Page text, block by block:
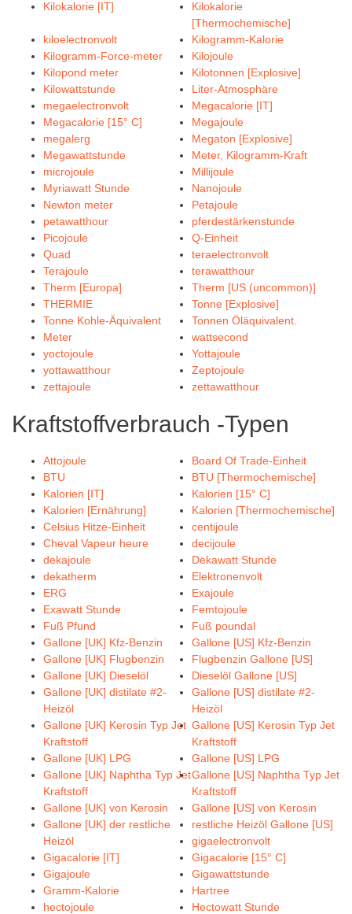
Kilokalorie [IT]
Kilokalorie
[Thermochemische]
kiloelectronvolt
Kilogramm-Kalorie
Kilogramm-Force-meter
Kilojoule
Kilopond meter
Kilotonnen [Explosive]
Kilowattstunde
Liter-Atmosphäre
megaelectronvolt
Megacalorie [IT]
Megacalorie [15° C]
Megajoule
megalerg
Megaton [Explosive]
Megawattstunde
Meter, Kilogramm-Kraft
microjoule
Millijoule
Myriawatt Stunde
Nanojoule
Newton meter
Petajoule
petawatthour
pferdestärkenstunde
Picojoule
Q-Einheit
Quad
teraelectronvolt
Terajoule
terawatthour
Therm [Europa]
Therm [US (uncommon)]
THERMIE
Tonne [Explosive]
Tonne Kohle-Äquivalent
Tonnen Öläquivalent.
Meter
wattsecond
yoctojoule
Yottajoule
yottawatthour
Zeptojoule
zettajoule
zettawatthour
Kraftstoffverbrauch -Typen
Attojoule
Board Of Trade-Einheit
BTU
BTU [Thermochemische]
Kalorien [IT]
Kalorien [15° C]
Kalorien [Ernährung]
Kalorien [Thermochemische]
Celsius Hitze-Einheit
centijoule
Cheval Vapeur heure
decijoule
dekajoule
Dekawatt Stunde
dekatherm
Elektronenvolt
ERG
Exajoule
Exawatt Stunde
Femtojoule
Fuß Pfund
Fuß poundal
Gallone [UK] Kfz-Benzin
Gallone [US] Kfz-Benzin
Gallone [UK] Flugbenzin
Flugbenzin Gallone [US]
Gallone [UK] Dieselöl
Dieselöl Gallone [US]
Gallone [UK] distilate #2-
Heizöl
Gallone [US] distilate #2-
Heizöl
Gallone [UK] Kerosin Typ Jet
Kraftstoff
Gallone [US] Kerosin Typ Jet
Kraftstoff
Gallone [UK] LPG
Gallone [US] LPG
Gallone [UK] Naphtha Typ Jet
Kraftstoff
Gallone [US] Naphtha Typ Jet
Kraftstoff
Gallone [UK] von Kerosin
Gallone [US] von Kerosin
Gallone [UK] der restliche
Heizöl
restliche Heizöl Gallone [US]
gigaelectronvolt
Gigacalorie [IT]
Gigacalorie [15° C]
Gigajoule
Gigawattstunde
Gramm-Kalorie
Hartree
hectojoule
Hectowatt Stunde